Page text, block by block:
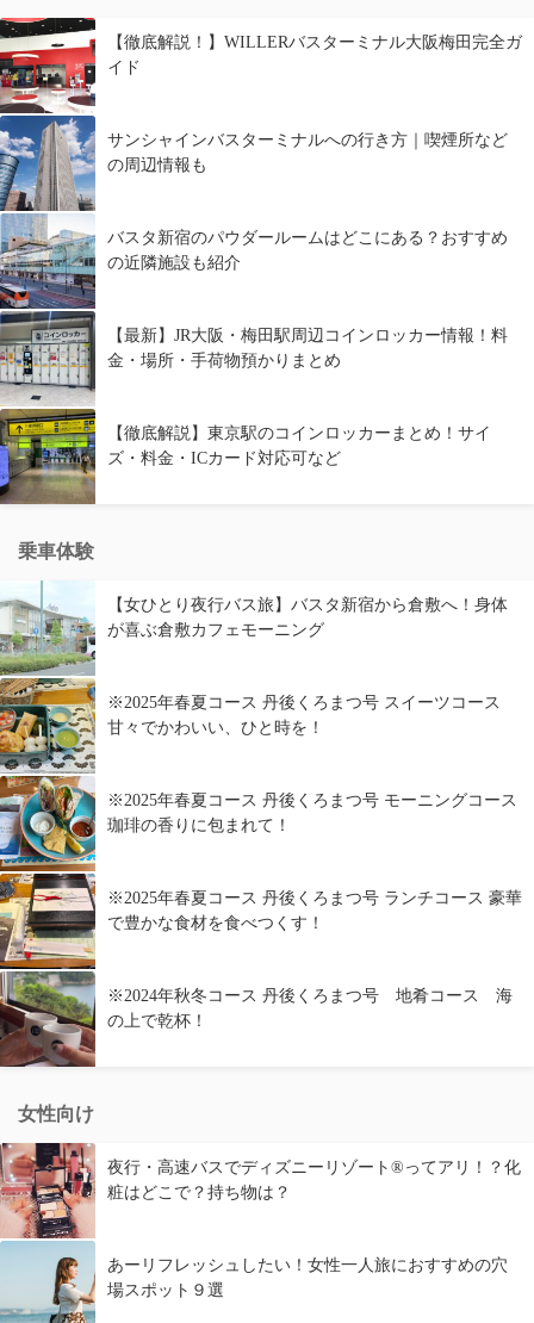
【徹底解説！】WILLERバスターミナル大阪梅田完全ガ
イド
サンシャインバスターミナルへの行き方｜喫煙所など
の周辺情報も
バスタ新宿のパウダールームはどこにある？おすすめ
の近隣施設も紹介
【最新】JR大阪・梅田駅周辺コインロッカー情報！料
金・場所・手荷物預かりまとめ
【徹底解説】東京駅のコインロッカーまとめ！サイ
ズ・料金・ICカード対応可など
乗車体験
【女ひとり夜行バス旅】バスタ新宿から倉敷へ！身体
が喜ぶ倉敷カフェモーニング
※2025年春夏コース 丹後くろまつ号 スイーツコース
甘々でかわいい、ひと時を！
※2025年春夏コース 丹後くろまつ号 モーニングコース
珈琲の香りに包まれて！
※2025年春夏コース 丹後くろまつ号 ランチコース 豪華
で豊かな食材を食べつくす！
※2024年秋冬コース 丹後くろまつ号 地肴コース 海
の上で乾杯！
女性向け
夜行・高速バスでディズニーリゾート®ってアリ！？化
粧はどこで？持ち物は？
あーリフレッシュしたい！女性一人旅におすすめの穴
場スポット９選